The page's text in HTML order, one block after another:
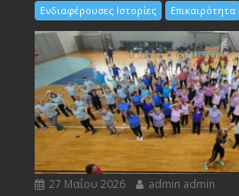
Ενδιαφέρουσες Ιστορίες Επικαιρότητα
27 Μαΐου 2026 admin admin